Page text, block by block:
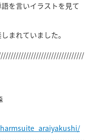
を言いイラストを見て
まれていました。